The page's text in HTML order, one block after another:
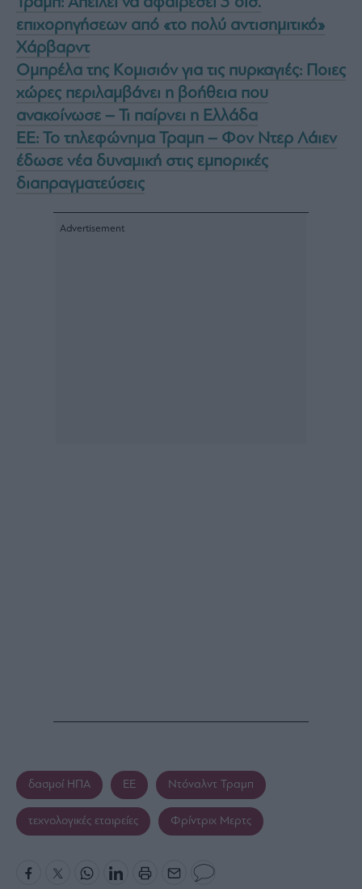
επιχορηγήσεων από «το πολύ αντισημιτικό»
Χάρβαρντ
Ομπρέλα της Κομισιόν για τις πυρκαγιές: Ποιες
χώρες περιλαμβάνει η βοήθεια που
ανακοίνωσε – Τι παίρνει η Ελλάδα
EE: Το τηλεφώνημα Τραμπ – Φον Ντερ Λάιεν
έδωσε νέα δυναμική στις εμπορικές
διαπραγματεύσεις
δασμοί ΗΠΑ ΕΕ Ντόναλντ Τραμπ
τεχνολογικές εταιρείες Φρίντριχ Μερτς